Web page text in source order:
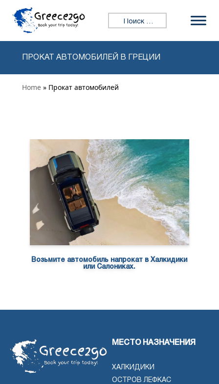
Перейти к содержимому
Искать:
ПРОКАТ АВТОМОБИЛЕЙ В ГРЕЦИИ
Home » Прокат автомобилей
Возьмите автомобиль напрокат в Халкидики
или Салониках.
МЕСТО НАЗНАЧЕНИЯ
ХАЛКИДИКИ
ОСТРОВ ЛЕФКАС